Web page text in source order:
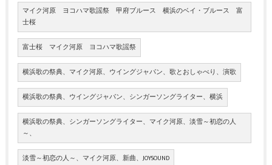
マイク河原 ヨコハマ歌謡祭 甲府ブルース 横浜のベイ・ブルース 富
士桜
富士桜 マイク河原 ヨコハマ歌謡祭
横浜歌の祭典、マイク河原、ウイングジャパン、歌とおしゃべり、演歌
横浜歌の祭典、ウイングジャパン、シンガーソングライター、横浜
横浜歌の祭典、シンガーソングライター、マイク河原、淡雪～初恋の人
～、
淡雪～初恋の人～、マイク河原、新曲、JOYSOUND